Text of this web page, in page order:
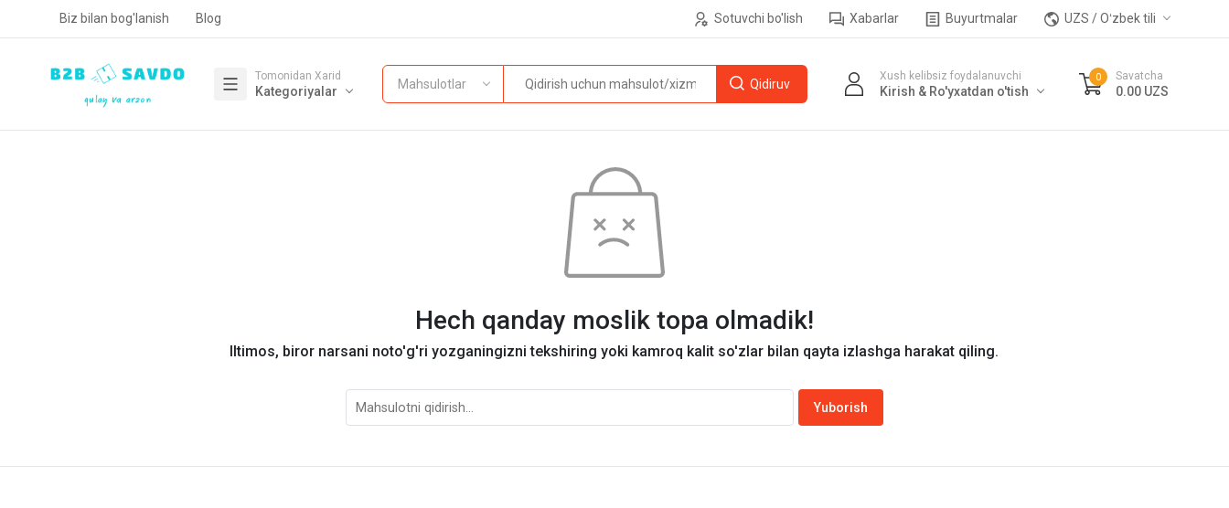
Sotuvchi bo'lish Xabarlar Buyurtmalar UZS / Oʻzbek tili
Biz bilan bog'lanish Blog
Tomonidan Xarid
Kategoriyalar
Xush kelibsiz foydalanuvchi
Kirish & Ro'yxatdan o'tish
0 Savatcha
0.00 UZS
Mahsulotlar
Hech qanday moslik topa olmadik!
Iltimos, biror narsani noto'g'ri yozganingizni tekshiring yoki kamroq kalit so'zlar bilan qayta izlashga harakat qiling.